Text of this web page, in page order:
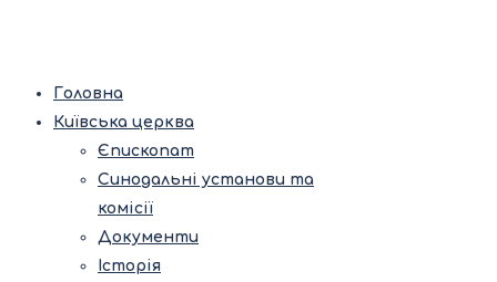
Головна
Київська церква
Єпископат
Синодальні установи та
комісії
Документи
Історія